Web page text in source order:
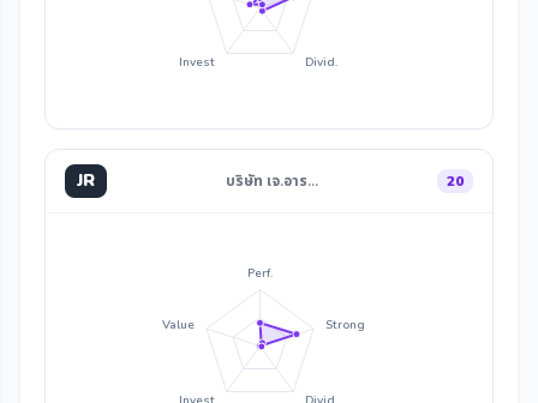
Divid.
Invest
JR บริษัท เจ.อาร… 20
Perf.
Strong
Value